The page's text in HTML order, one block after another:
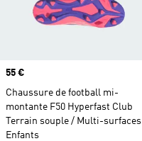
Prix
55 €
Chaussure de football mi-
montante F50 Hyperfast Club
Terrain souple / Multi-surfaces
Enfants